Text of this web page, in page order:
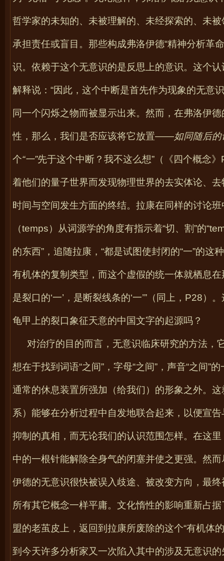
哲学家的未知的、未被理解的、未经探索的、未
承担责任或盲目。那些构成弗洛伊德“精神分析革
识。依赖于这个无意识的是反思上的意识。这个
解释说：“因此，这个中断是首先作为现象的无意
同一个闪烁之物而被显示出来。然而，在弗洛伊
性，那么，我们是否应该将它放置——如同随后
个“一”先于这个中断？我不这么想”（《四个概念》
着他们的量子世界而发现物理世界的去实体论、
时间与空间发生方面的终结。拉康在同样的讨论
（temps）从词源学的角度有指示着“切、割”的“
的东西”，追随拉康，“都是试图使封闭的“一”的
有机体的复制类型，而这个虚假的统一体就栖息
是裂口的‘一’，是断裂线条的‘一’”（同上， P28）
龟甲上的裂口象征天意的中国文字的起源吗？
对治疗的目的而言，无意识临床研究的方法，
想在于找到词语“之间”，字母“之间”，声音“之间
通常的休息装置所强加（给我们）的形象之外。
系）能够在分析过程中自发地联合起来，以便宣
抑制的真相，而无论我们的认识范围怎样。在这
中的一根针能解除全身气的闭塞并使之更强。然
伊德的无意识很快被误入歧途、被改变方向，最
所有其它概念一样平庸。文化惰性的影响重新占
盟的老茧皮上，返回到拉康所废除的这个“有机体
到今天许多分析家又一次陷入其中的涉及无意识